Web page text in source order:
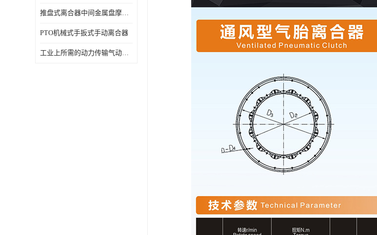
推盘式离合器中间金属盘摩擦盘18寸
PTO机械式手扳式手动离合器
工业上所需的动力传输气动离合器WCB424